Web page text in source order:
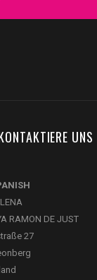
UNS
RAMON DE JUST
27